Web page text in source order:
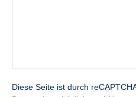
Diese Seite ist durch